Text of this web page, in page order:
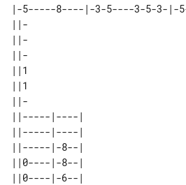
|-5-----8----|-3-5----3-5-3-|-
||-
||-
||-
||1
||1
||-
||-----|----|
||-----|----|
||-----|-8--|
||0----|-8--|
||0----|-6--|